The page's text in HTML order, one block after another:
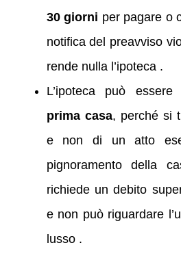
30 giorni per pagare o
notifica del preavviso
rende nulla l’ipoteca .
L’ipoteca può
prima casa, perché si
e non di un atto
pignoramento della
richiede un debito
e non può riguardare
lusso .